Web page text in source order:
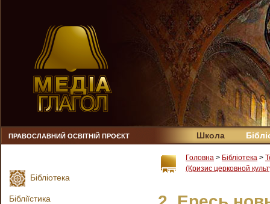
ПРАВОСЛАВНИЙ ОСВІТНІЙ ПРОЄКТ Школа
Головна > Бібліотека >
(Кризис церковной
Бібліотека
Бібліїстика